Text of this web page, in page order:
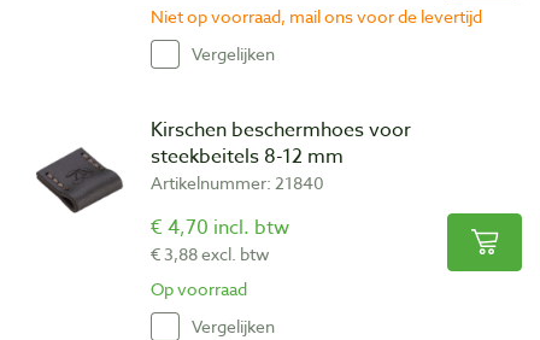
Niet op voorraad, mail ons voor de levertijd
Vergelijken
Kirschen beschermhoes voor
steekbeitels 8-12 mm
Artikelnummer: 21840
€ 4,70 incl. btw
€ 3,88 excl. btw
Op voorraad
Vergelijken